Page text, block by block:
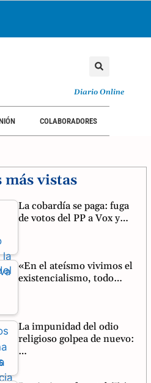
Diario Online
COLABORADORES
vistas
La cobardía se paga: fuga
de votos del PP a Vox y…
«En el ateísmo vivimos el
existencialismo, todo…
La impunidad del odio
religioso golpea de nuevo:
…